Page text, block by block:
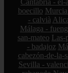
Cantabria - el-
boecillo
- calvià
Málaga -
san-mateo Las-
- badajoz
cabezón-de-la-
Sevilla -